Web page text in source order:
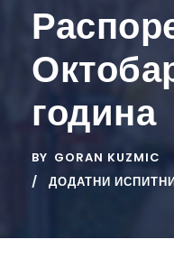
година
BY GORAN KUZMIC
ДОДАТНИ